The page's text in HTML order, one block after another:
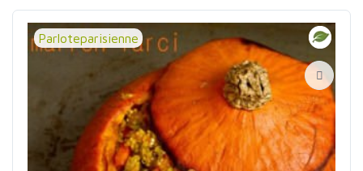
Parloteparisienne